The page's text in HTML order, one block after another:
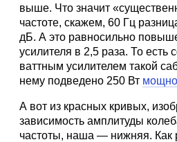
выше. Что значит
частоте, скажем, 60 Гц
дБ. А это равносильно
усилителя в 2,5 раза. То есть
ваттным усилителем такой
нему подведено 250 Вт
А вот из красных кривых,
зависимость амплитуды
частоты, наша — нижняя. Как